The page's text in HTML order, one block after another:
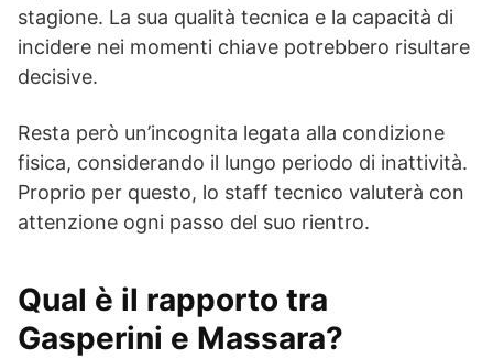
stagione. La sua qualità tecnica e la capacità di
incidere nei momenti chiave potrebbero risultare
decisive.
Resta però un’incognita legata alla condizione
fisica, considerando il lungo periodo di inattività.
Proprio per questo, lo staff tecnico valuterà con
attenzione ogni passo del suo rientro.
Qual è il rapporto tra
Gasperini e Massara?